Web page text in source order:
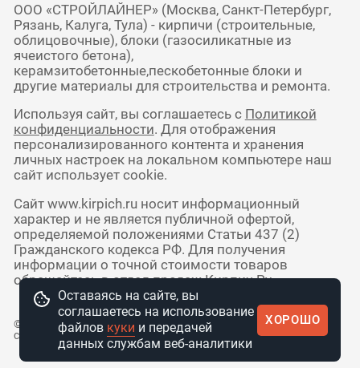
ООО «СТРОЙЛАЙНЕР» (Москва, Санкт-Петербург,
Рязань, Калуга, Тула) - кирпичи (строительные,
облицовочные), блоки (газосиликатные из
ячеистого бетона),
керамзитобетонные,пескобетонные блоки и
другие материалы для строительства и ремонта.
Используя сайт, вы соглашаетесь с Политикой
конфиденциальности. Для отображения
персонализированного контента и хранения
личных настроек на локальном компьютере наш
сайт использует cookie.
Сайт www.kirpich.ru носит информационный
характер и не является публичной офертой,
определяемой положениями Статьи 437 (2)
Гражданского кодекса РФ. Для получения
информации о точной стоимости товаров
обращайтесь в отдел продаж Кирпич Ру.
© 2010 - 2026 Интернет-магазин
стройматериалов КирпичРУ
Оставаясь на сайте, вы
соглашаетесь на использование
файлов куки и передачей
данных службам веб-аналитики
ХОРОШО